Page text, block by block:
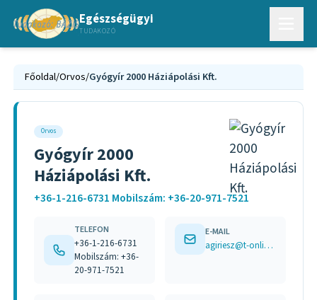
Egészségügyi
TUDAKOZÓ
Főoldal/Orvos/Gyógyír 2000 Háziápolási Kft.
Orvos
Gyógyír 2000
Háziápolási Kft.
+36-1-216-6731 Mobilszám: +36-20-971-7521
TELEFON
+36-1-216-6731
Mobilszám: +36-
20-971-7521
E-MAIL
agiriesz@t-online.hu